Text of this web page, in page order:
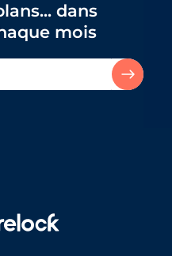
dans
mois